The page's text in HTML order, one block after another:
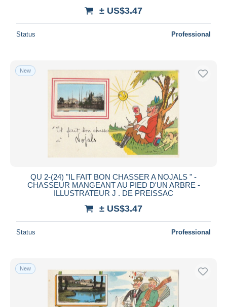
± US$3.47
Status Professional
New
QU 2-(24) "IL FAIT BON CHASSER A NOJALS " -
CHASSEUR MANGEANT AU PIED D'UN ARBRE -
ILLUSTRATEUR J . DE PREISSAC
± US$3.47
Status Professional
New